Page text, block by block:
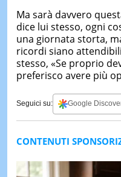
Ma sarà davvero
dice lui stesso, ogni
una giornata storta,
ricordi siano
stesso, «Se proprio
preferisco avere più
Seguici su: Google